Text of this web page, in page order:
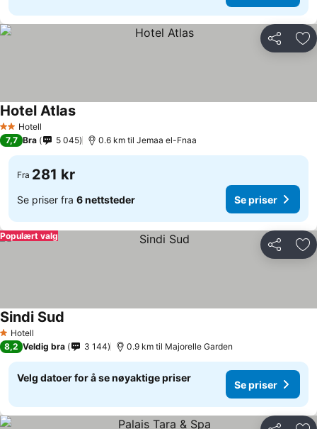
Del
2 Stjerner
Hotell
Hotel Atlas
7,7 Bra 5 045 0.6 km til Jemaa el-Fnaa
Fra 281 kr
Se priser fra 6 nettsteder Se priser
Del
Populært valg
1 Stjerner
Hotell
Sindi Sud
8,2 Veldig bra 3 144 0.9 km til Majorelle Garden
Velg datoer for å se nøyaktige priser
Se priser